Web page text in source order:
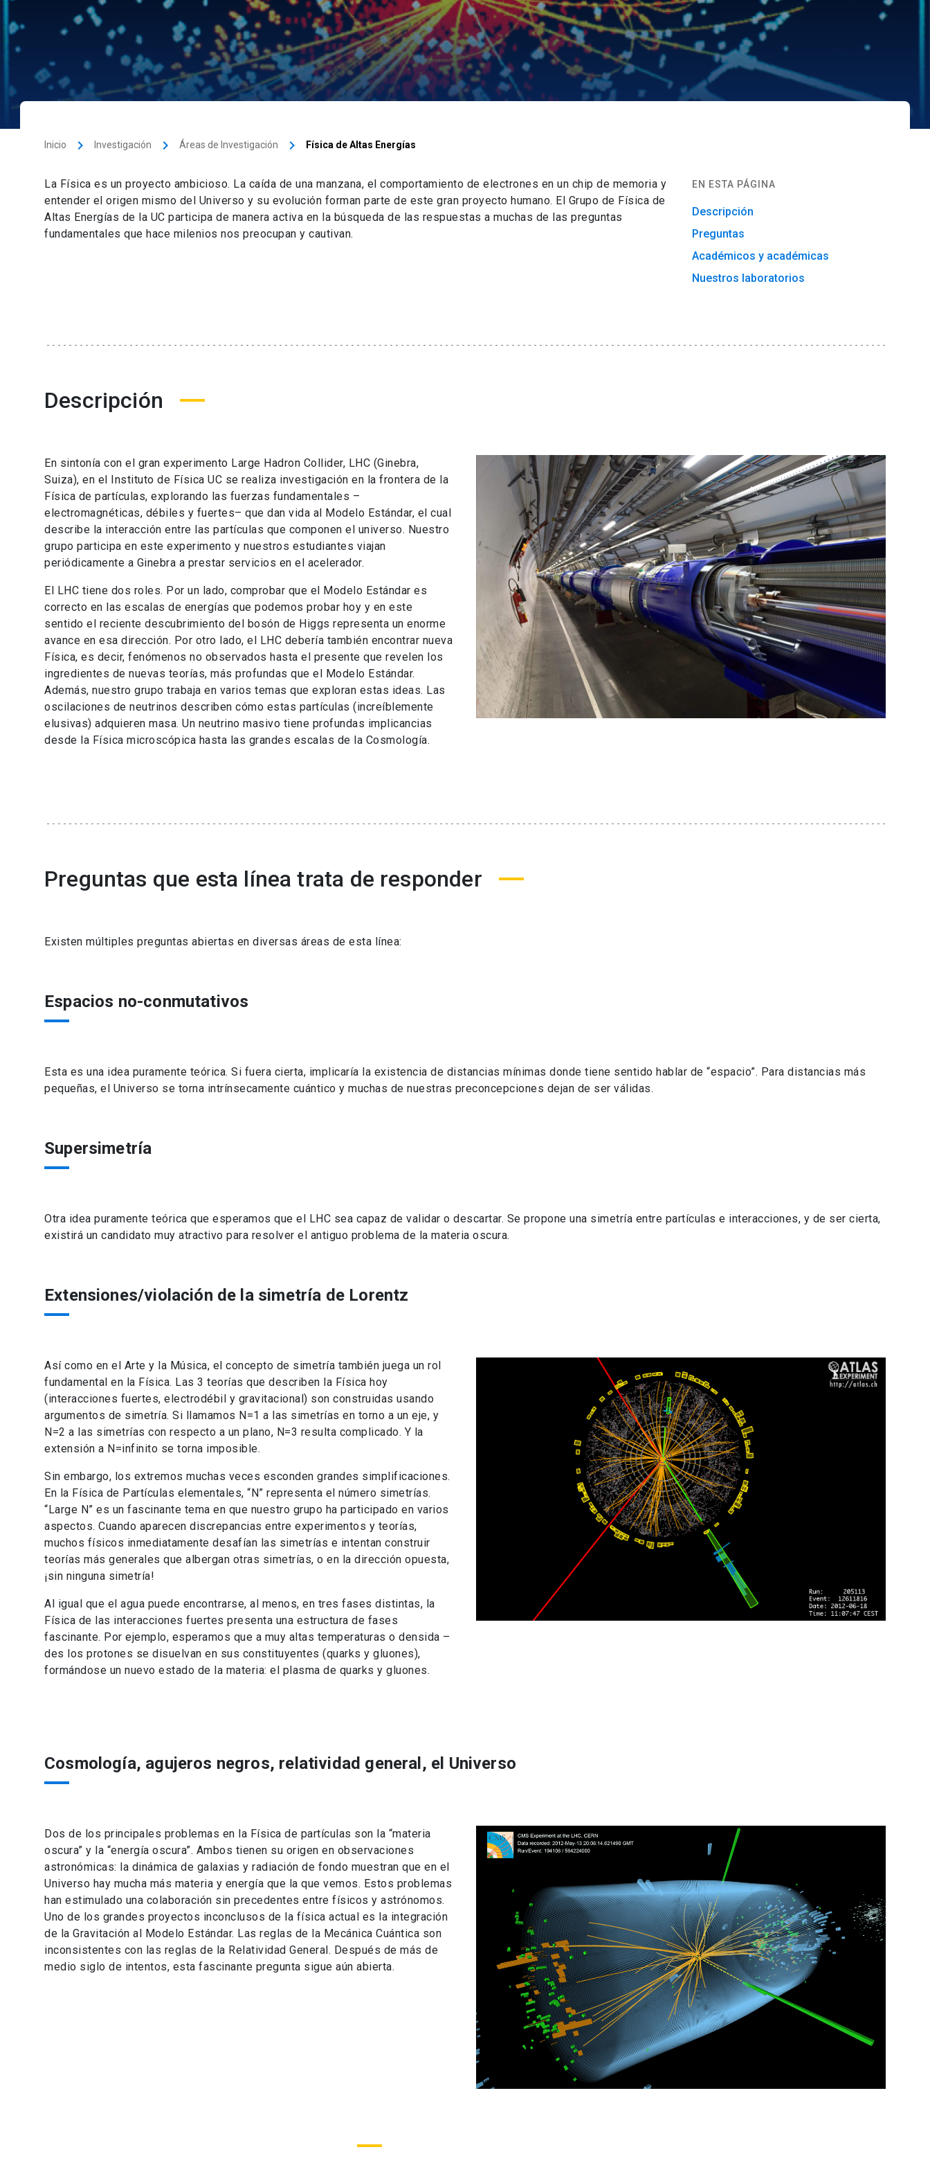
Inicio keyboard_arrow_right Investigación keyboard_arrow_right Áreas de Investigación keyboard_arrow_right Física de Altas Energías
La Física es un proyecto ambicioso. La caída de una manzana, el comportamiento de electrones en un chip de memoria y
entender el origen mismo del Universo y su evolución forman parte de este gran proyecto humano. El Grupo de Física de
Altas Energías de la UC participa de manera activa en la búsqueda de las respuestas a muchas de las preguntas
fundamentales que hace milenios nos preocupan y cautivan.
EN ESTA PÁGINA
Descripción
Preguntas
Académicos y académicas
Nuestros laboratorios
Descripción
En sintonía con el gran experimento Large Hadron Collider, LHC (Ginebra,
Suiza), en el Instituto de Física UC se realiza investigación en la frontera de la
Física de partículas, explorando las fuerzas fundamentales –
electromagnéticas, débiles y fuertes– que dan vida al Modelo Estándar, el cual
describe la interacción entre las partículas que componen el universo. Nuestro
grupo participa en este experimento y nuestros estudiantes viajan
periódicamente a Ginebra a prestar servicios en el acelerador.
El LHC tiene dos roles. Por un lado, comprobar que el Modelo Estándar es
correcto en las escalas de energías que podemos probar hoy y en este
sentido el reciente descubrimiento del bosón de Higgs representa un enorme
avance en esa dirección. Por otro lado, el LHC debería también encontrar nueva
Física, es decir, fenómenos no observados hasta el presente que revelen los
ingredientes de nuevas teorías, más profundas que el Modelo Estándar.
Además, nuestro grupo trabaja en varios temas que exploran estas ideas. Las
oscilaciones de neutrinos describen cómo estas partículas (increíblemente
elusivas) adquieren masa. Un neutrino masivo tiene profundas implicancias
desde la Física microscópica hasta las grandes escalas de la Cosmología.
Preguntas que esta línea trata de responder
Existen múltiples preguntas abiertas en diversas áreas de esta línea:
Espacios no-conmutativos
Esta es una idea puramente teórica. Si fuera cierta, implicaría la existencia de distancias mínimas donde tiene sentido hablar de “espacio”. Para distancias más
pequeñas, el Universo se torna intrínsecamente cuántico y muchas de nuestras preconcepciones dejan de ser válidas.
Supersimetría
Otra idea puramente teórica que esperamos que el LHC sea capaz de validar o descartar. Se propone una simetría entre partículas e interacciones, y de ser cierta,
existirá un candidato muy atractivo para resolver el antiguo problema de la materia oscura.
Extensiones/violación de la simetría de Lorentz
Así como en el Arte y la Música, el concepto de simetría también juega un rol
fundamental en la Física. Las 3 teorías que describen la Física hoy
(interacciones fuertes, electrodébil y gravitacional) son construidas usando
argumentos de simetría. Si llamamos N=1 a las simetrías en torno a un eje, y
N=2 a las simetrías con respecto a un plano, N=3 resulta complicado. Y la
extensión a N=infinito se torna imposible.
Sin embargo, los extremos muchas veces esconden grandes simplificaciones.
En la Física de Partículas elementales, “N” representa el número simetrías.
“Large N” es un fascinante tema en que nuestro grupo ha participado en varios
aspectos. Cuando aparecen discrepancias entre experimentos y teorías,
muchos físicos inmediatamente desafían las simetrías e intentan construir
teorías más generales que albergan otras simetrías, o en la dirección opuesta,
¡sin ninguna simetría!
Al igual que el agua puede encontrarse, al menos, en tres fases distintas, la
Física de las interacciones fuertes presenta una estructura de fases
fascinante. Por ejemplo, esperamos que a muy altas temperaturas o densida –
des los protones se disuelvan en sus constituyentes (quarks y gluones),
formándose un nuevo estado de la materia: el plasma de quarks y gluones.
Cosmología, agujeros negros, relatividad general, el Universo
Dos de los principales problemas en la Física de partículas son la “materia
oscura” y la “energía oscura”. Ambos tienen su origen en observaciones
astronómicas: la dinámica de galaxias y radiación de fondo muestran que en el
Universo hay mucha más materia y energía que la que vemos. Estos problemas
han estimulado una colaboración sin precedentes entre físicos y astrónomos.
Uno de los grandes proyectos inconclusos de la física actual es la integración
de la Gravitación al Modelo Estándar. Las reglas de la Mecánica Cuántica son
inconsistentes con las reglas de la Relatividad General. Después de más de
medio siglo de intentos, esta fascinante pregunta sigue aún abierta.